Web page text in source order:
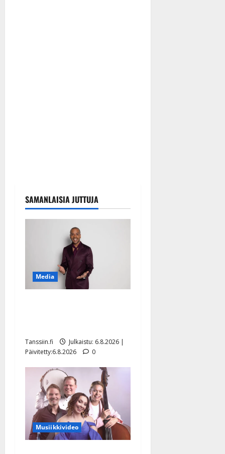
SAMANLAISIA JUTTUJA
Media
Tanssiin.fi
Julkaistu: 6.8.2026 |
Päivitetty:6.8.2026
0
Musiikkivideo